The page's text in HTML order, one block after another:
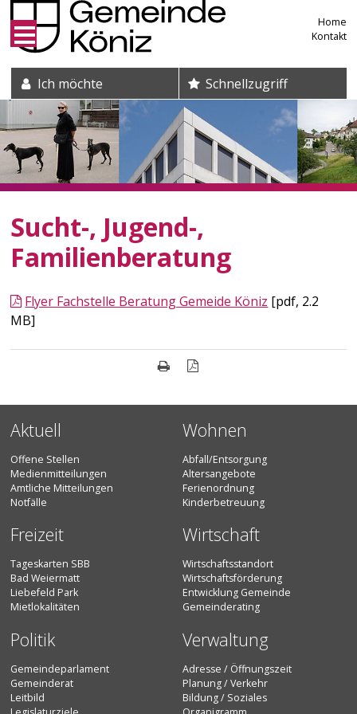
Direkt zum Inhalt springen
Home
Kontakt
Suche und Schnelleinstieg
Ich möchte Schnellzugriff
Sucht-, Jugend-,
Familienberatung
Flyer Fachstelle Beratung Gemeide Köniz [pdf, 2.2
MB]
Seite drucken
Aktuell
Offene Stellen
Medienmitteilungen
Amtliche Mitteilungen
Notfälle
Wohnen
Abfall/Entsorgung
Altersangebote
Ferienordnung
Kinderbetreuung
Freizeit
Tageskarten SBB
Bad Weiermatt
Liebefeld Park
Mietlokalitäten
Wirtschaft
Wirtschaftsstandort
Wirtschaftsförderung
Entwicklung Gemeinde
Gemeinderating
Politik
Gemeindeparlament
Gemeinderat
Leitbild
Verwaltung
Adresse / Öffnungszeit
Planung / Verkehr
Bildung / Soziales